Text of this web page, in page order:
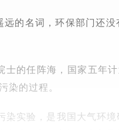
的名词，环保部门还
的任阵海，国家五年计
染的过程。
实验，是我国大气环境